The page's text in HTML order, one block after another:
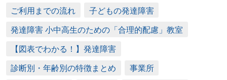
ご利用までの流れ 子どもの発達障害
発達障害 小中高生のための「合理的配慮」教室
【図表でわかる！】発達障害
診断別・年齢別の特徴まとめ 事業所